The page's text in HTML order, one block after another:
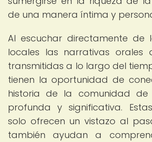
de una manera íntima y
Al escuchar directamente de
locales las narrativas orales
transmitidas a lo largo del
tienen la oportunidad de
historia de la comunidad de
profunda y significativa.
solo ofrecen un vistazo al
también ayudan a